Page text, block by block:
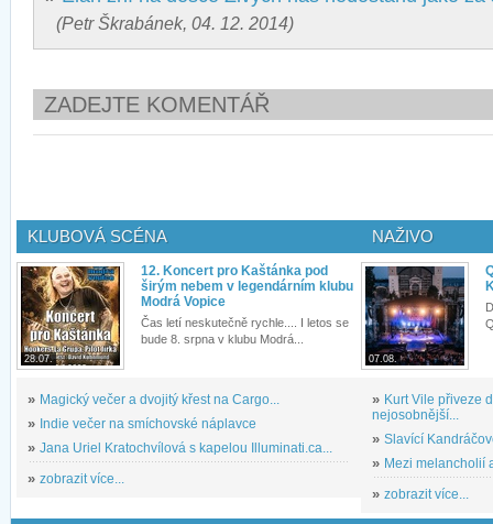
(Petr Škrabánek, 04. 12. 2014)
ZADEJTE KOMENTÁŘ
KLUBOVÁ SCÉNA
28.07.
12. Koncert pro Kaštánka pod
širým nebem v legendárním klubu
Modrá Vopice
Čas letí neskutečně rychle.... I letos se
bude 8. srpna v klubu Modrá...
» Magický večer a dvojitý křest na Cargo...
» Indie večer na smíchovské náplavce
» Jana Uriel Kratochvílová s kapelou Illuminati.ca...
» zobrazit více...
NAŽIVO
07.08.
» Kurt Vile přiveze
nejosobnější...
» Slavící
» Mezi melancholií
» zobrazit více...